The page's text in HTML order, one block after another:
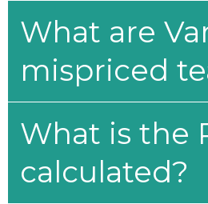
What are
mispriced
What is the
calculated?